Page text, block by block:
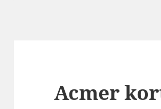
Acmer